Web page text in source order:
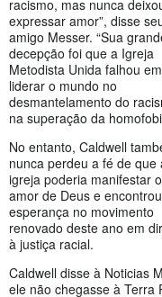
racismo, mas nunca
expressar amor”, disse
amigo Messer. “Sua
decepção foi que a Igreja
Metodista Unida falhou em
liderar o mundo no
desmantelamento do
na superação da
No entanto, Caldwell
nunca perdeu a fé de que
igreja poderia manifestar o
amor de Deus e encontrou
esperança no movimento
renovado deste ano em
à justiça racial.
Caldwell disse à Noticias
ele não chegasse à Terra